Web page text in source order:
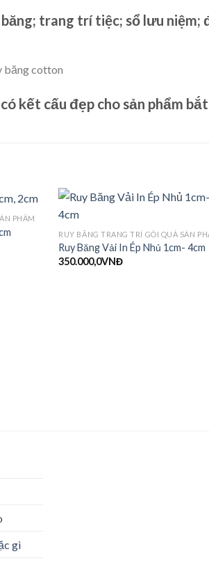
trang trí tiệc; sổ lưu
kết cấu đẹp cho sản phẩm
PHẨM
RUY BĂNG TRANG TRÍ GÓI QUÀ SẢN
Ruy Băng Vải In Ép Nhủ 1cm- 4cm
350.000,0VNĐ
gì